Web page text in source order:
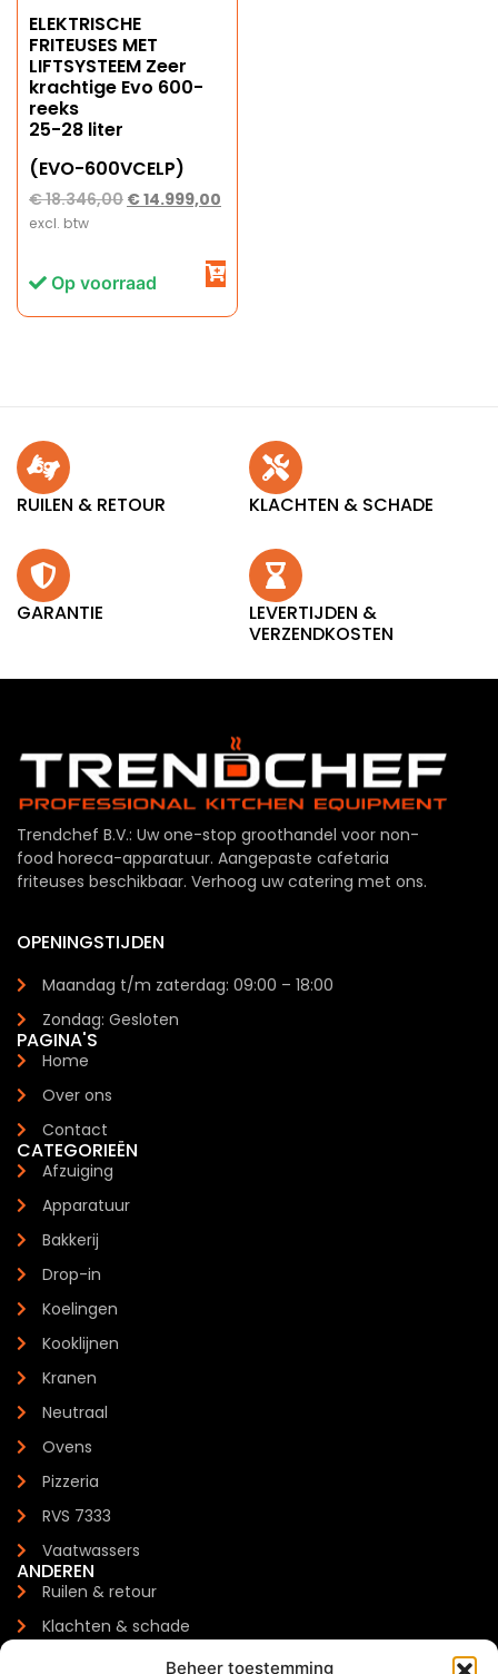
Beheer toestemming
ELEKTRISCHE
FRITEUSES MET
LIFTSYSTEEM Zeer
krachtige Evo 600-
reeks
25-28 liter
(EVO-600VCELP)
€18.346,00 €14.999,00
excl. btw
Op voorraad
RUILEN & RETOUR KLACHTEN & SCHADE
GARANTIE
LEVERTIJDEN &
VERZENDKOSTEN
Trendchef B.V.: Uw one-stop groothandel voor non-
food horeca-apparatuur. Aangepaste cafetaria
friteuses beschikbaar. Verhoog uw catering met ons.
OPENINGSTIJDEN
Maandag t/m zaterdag: 09:00 – 18:00
Zondag: Gesloten
PAGINA'S
Home
Over ons
Contact
CATEGORIEËN
Afzuiging
Apparatuur
Bakkerij
Drop-in
Koelingen
Kooklijnen
Kranen
Neutraal
Ovens
Pizzeria
RVS 7333
Vaatwassers
ANDEREN
Ruilen & retour
Klachten & schade